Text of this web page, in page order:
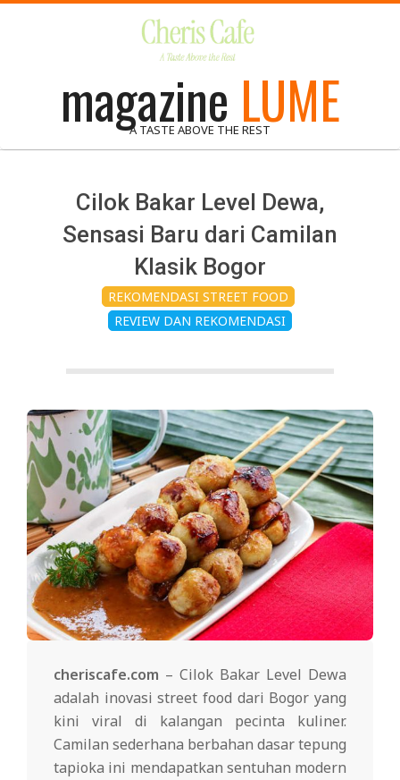
magazine LUME
A TASTE ABOVE THE REST
Cilok Bakar Level Dewa,
Sensasi Baru dari Camilan
Klasik Bogor
REKOMENDASI STREET FOOD
REVIEW DAN REKOMENDASI
cheriscafe.com – Cilok Bakar Level Dewa
adalah inovasi street food dari Bogor yang
kini viral di kalangan pecinta kuliner.
Camilan sederhana berbahan dasar tepung
tapioka ini mendapatkan sentuhan modern